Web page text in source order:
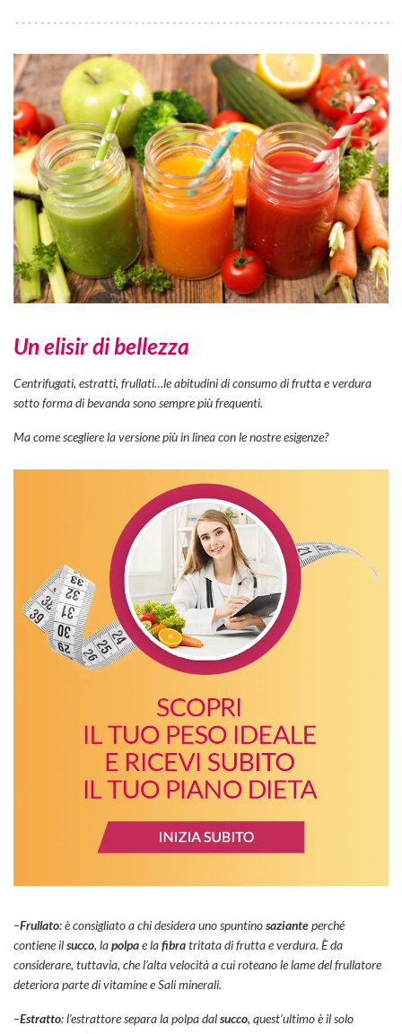
Un elisir di bellezza
Centrifugati, estratti, frullati…le abitudini di consumo di frutta e verdura
sotto forma di bevanda sono sempre più frequenti.
Ma come scegliere la versione più in linea con le nostre esigenze?
–Frullato: è consigliato a chi desidera uno spuntinosazianteperché
contiene ilsucco, lapolpae lafibratritata di frutta e verdura. È da
considerare, tuttavia, che l’alta velocità a cui roteano le lame del frullatore
deteriora parte di vitamine e Sali minerali.
–Estratto: l’estrattore separa la polpa dalsucco, quest’ultimo è il solo